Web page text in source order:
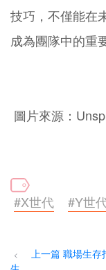
技巧，不僅能在
成為團隊中的重
圖片來源：
#X世代 #Y世
<
上一篇 職場生存